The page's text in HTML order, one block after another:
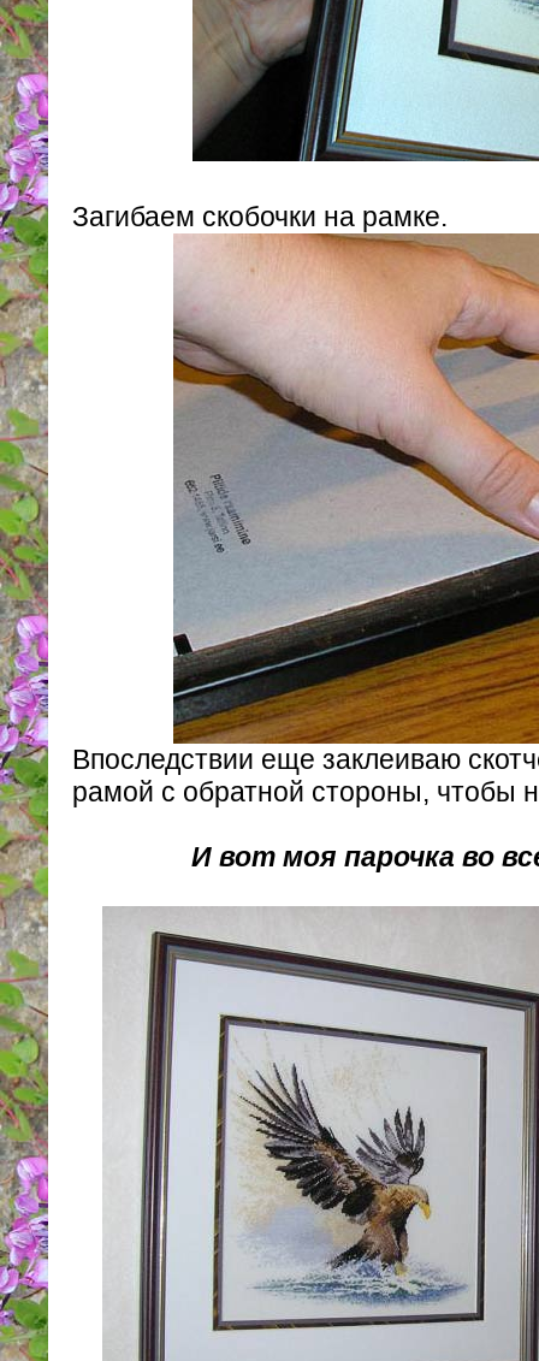
Загибаем скобочки на рамке.
Впоследствии еще заклеиваю
рамой с обратной стороны, чтобы
И вот моя парочка во